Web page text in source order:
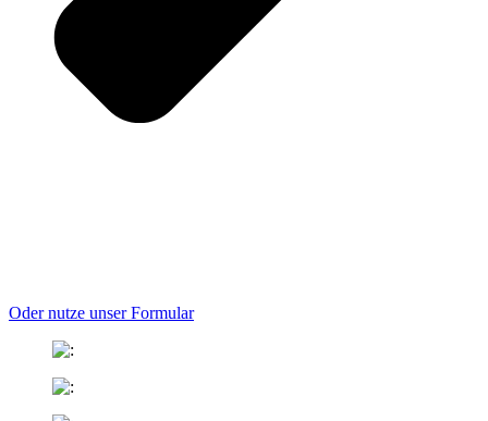
Oder nutze unser Formular